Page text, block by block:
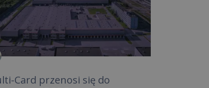
Card przenosi się do